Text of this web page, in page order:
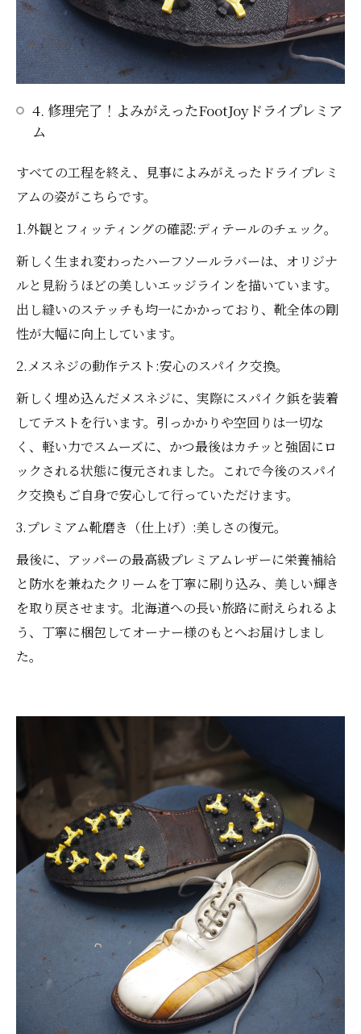
4. 修理完了！よみがえったFootJoyドライプレミア
ム
すべての工程を終え、見事によみがえったドライプレミ
アムの姿がこちらです。
1.外観とフィッティングの確認:ディテールのチェック。
新しく生まれ変わったハーフソールラバーは、オリジナ
ルと見紛うほどの美しいエッジラインを描いています。
出し縫いのステッチも均一にかかっており、靴全体の剛
性が大幅に向上しています。
2.メスネジの動作テスト:安心のスパイク交換。
新しく埋め込んだメスネジに、実際にスパイク鋲を装着
してテストを行います。引っかかりや空回りは一切な
く、軽い力でスムーズに、かつ最後はカチッと強固にロ
ックされる状態に復元されました。これで今後のスパイ
ク交換もご自身で安心して行っていただけます。
3.プレミアム靴磨き（仕上げ）:美しさの復元。
最後に、アッパーの最高級プレミアムレザーに栄養補給
と防水を兼ねたクリームを丁寧に刷り込み、美しい輝き
を取り戻させます。北海道への長い旅路に耐えられるよ
う、丁寧に梱包してオーナー様のもとへお届けしまし
た。